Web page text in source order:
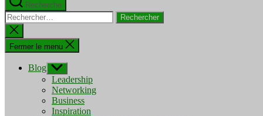
Recherche
Rechercher :
Fermer
la
recherche
Fermer le menu
Blog Afficher
le
sous-
menu
Leadership
Networking
Business
Inspiration